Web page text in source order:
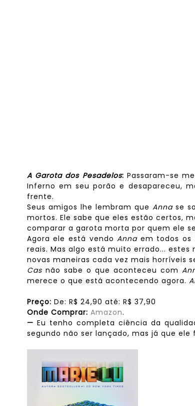
A Garota dos Pesadelos: Passaram-se
Inferno em seu porão e desapareceu,
frente.
Seus amigos lhe lembram queAnnase
mortos. Ele sabe que eles estão certos,
comparar a garota morta por quem ele
Agora ele está vendoAnna em todos os
reais. Mas algo está muito errado...
novas maneiras cada vez mais horríveis
Cas não sabe o que aconteceu com
merece o que está acontecendo agora.
Preço: De: R$ 24,90 até: R$ 37,90
Onde Comprar: Amazon.
— Eu tenho completa ciência da
segundo não ser lançado, mas já que